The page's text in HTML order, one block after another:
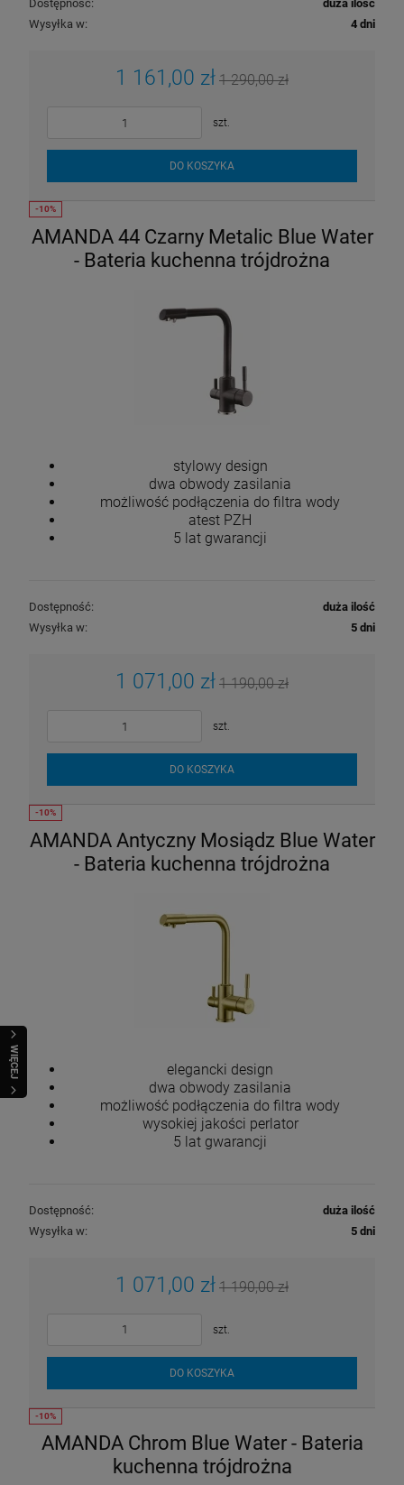
WIĘCEJ
Dostępność:
duża ilość
Wysyłka w:
4 dni
1 161,00 zł 1 290,00 zł
szt.
DO KOSZYKA
AMANDA 44 Czarny Metalic Blue Water
- Bateria kuchenna trójdrożna
stylowy design
dwa obwody zasilania
możliwość podłączenia do filtra wody
atest PZH
5 lat gwarancji
Dostępność:
duża ilość
Wysyłka w:
5 dni
1 071,00 zł 1 190,00 zł
szt.
DO KOSZYKA
AMANDA Antyczny Mosiądz Blue Water
- Bateria kuchenna trójdrożna
elegancki design
dwa obwody zasilania
możliwość podłączenia do filtra wody
wysokiej jakości perlator
5 lat gwarancji
Dostępność:
duża ilość
Wysyłka w:
5 dni
1 071,00 zł 1 190,00 zł
szt.
DO KOSZYKA
AMANDA Chrom Blue Water - Bateria
kuchenna trójdrożna